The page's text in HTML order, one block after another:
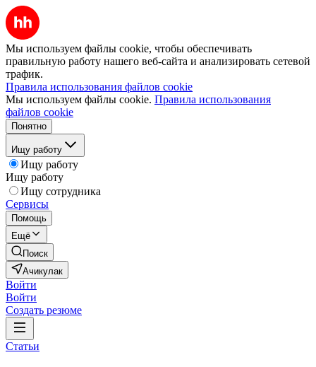
Мы используем файлы cookie, чтобы обеспечивать
правильную работу нашего веб-сайта и анализировать сетевой
трафик.
Правила использования файлов cookie
Мы используем файлы cookie. Правила использования
файлов cookie
Понятно
Ищу работу
Ищу работу
Ищу работу
Ищу сотрудника
Сервисы
Помощь
Ещё
Поиск
Ачикулак
Войти
Войти
Создать резюме
Статьи